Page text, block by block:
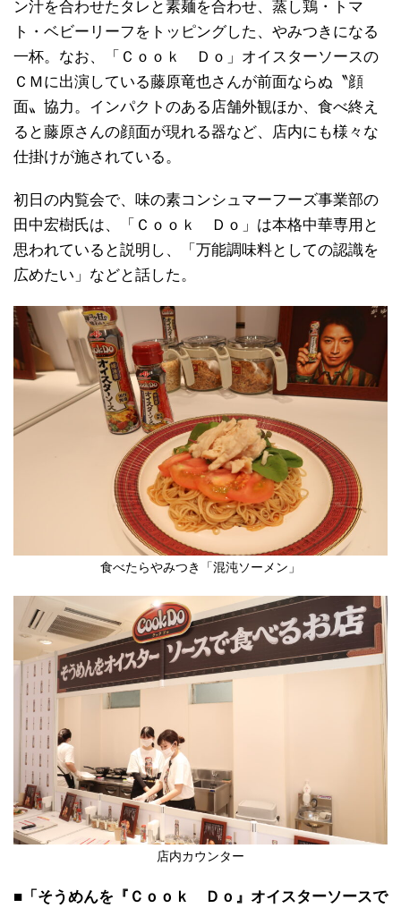
ン汁を合わせたタレと素麺を合わせ、蒸し鶏・トマ
ト・ベビーリーフをトッピングした、やみつきになる
一杯。なお、「Ｃｏｏｋ Ｄｏ」オイスターソースの
ＣＭに出演している藤原竜也さんが前面ならぬ〝顔
面〟協力。インパクトのある店舗外観ほか、食べ終え
ると藤原さんの顔面が現れる器など、店内にも様々な
仕掛けが施されている。
初日の内覧会で、味の素コンシュマーフーズ事業部の
田中宏樹氏は、「Ｃｏｏｋ Ｄｏ」は本格中華専用と
思われていると説明し、「万能調味料としての認識を
広めたい」などと話した。
食べたらやみつき「混沌ソーメン」
店内カウンター
■「そうめんを『Ｃｏｏｋ Ｄｏ』オイスターソースで